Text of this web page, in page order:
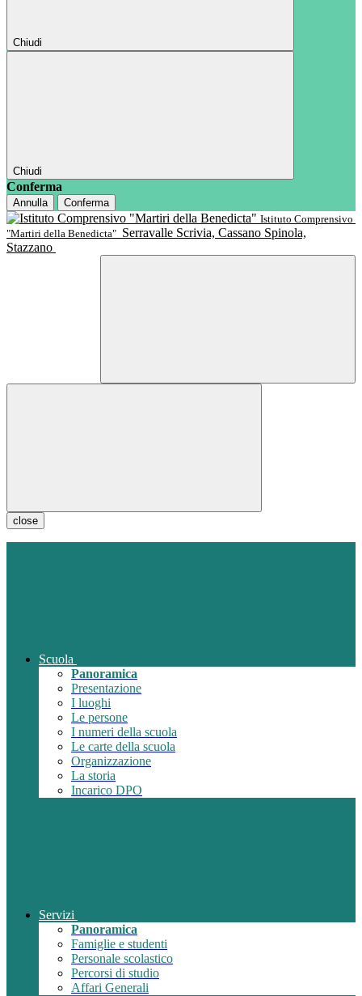
Chiudi
Chiudi
Conferma
Annulla
Conferma
Istituto Comprensivo
"Martiri della Benedicta" Serravalle Scrivia, Cassano Spinola,
Stazzano
close
Scuola
Panoramica
Presentazione
I luoghi
Le persone
I numeri della scuola
Le carte della scuola
Organizzazione
La storia
Incarico DPO
Servizi
Panoramica
Famiglie e studenti
Personale scolastico
Percorsi di studio
Affari Generali